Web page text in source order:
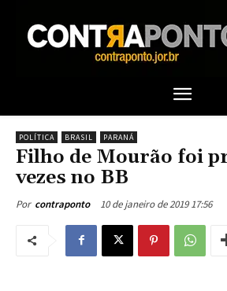
POLÍTICA BRASIL PARANÁ
Filho de Mourão foi
vezes no BB
Por contraponto 10 de janeiro de 2019 17:56